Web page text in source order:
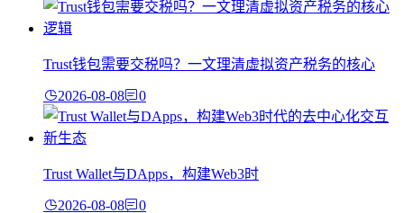
Trust钱包需要交税吗？一文理清虚拟资产税务的核心
2026-08-08 0
Trust Wallet与DApps，构建Web3时
2026-08-08 0